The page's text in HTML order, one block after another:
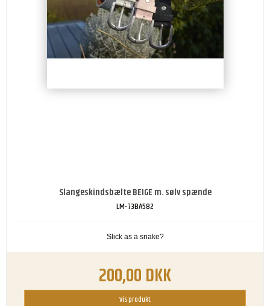
Slangeskindsbælte BEIGE m. sølv spænde
LM-73BA582
Slick as a snake?
200,00 DKK
Vis produkt